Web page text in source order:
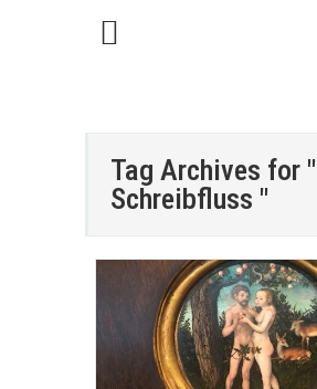
Tag Archives for "
Schreibfluss "